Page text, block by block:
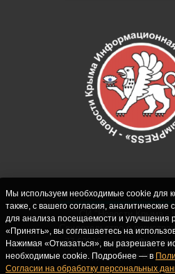
СИ "Новости Крыма -
Свидетельство о
77-62916 выдано
надзору в сфере связи,
технологий и массовых
Мы используем необходимые cookie для
также, с вашего согласия,
для анализа посещаемости и улучшения
«Принять», вы соглашаетесь на
Нажимая «Отказаться», вы разрешаете
необходимые cookie. Подробнее — в
Согласии на обработку персональных